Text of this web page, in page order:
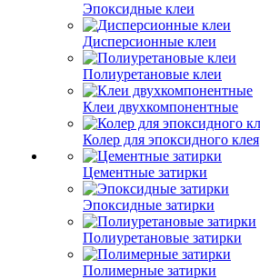
Эпоксидные клеи
Дисперсионные клеи
Полиуретановые клеи
Клеи двухкомпонентные
Колер для эпоксидного клея
Цементные затирки
Эпоксидные затирки
Полиуретановые затирки
Полимерные затирки